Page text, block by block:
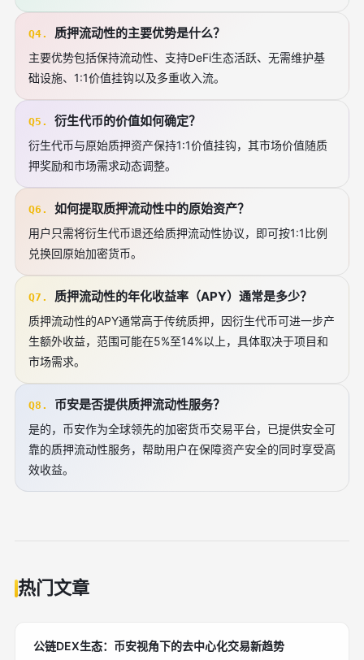
Q4. 质押流动性的主要优势是什么？
主要优势包括保持流动性、支持DeFi生态活跃、无需维护基
础设施、1:1价值挂钩以及多重收入流。
Q5. 衍生代币的价值如何确定？
衍生代币与原始质押资产保持1:1价值挂钩，其市场价值随质
押奖励和市场需求动态调整。
Q6. 如何提取质押流动性中的原始资产？
用户只需将衍生代币退还给质押流动性协议，即可按1:1比例
兑换回原始加密货币。
Q7. 质押流动性的年化收益率（APY）通常是多少？
质押流动性的APY通常高于传统质押，因衍生代币可进一步产
生额外收益，范围可能在5%至14%以上，具体取决于项目和
市场需求。
Q8. 币安是否提供质押流动性服务？
是的，币安作为全球领先的加密货币交易平台，已提供安全可
靠的质押流动性服务，帮助用户在保障资产安全的同时享受高
效收益。
热门文章
公链DEX生态：币安视角下的去中心化交易新趋势